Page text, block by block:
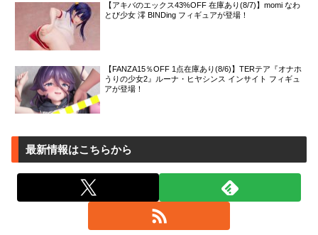
【アキバのエックス43%OFF 在庫あり(8/7)】momi なわ
とび少女 澪 BINDing フィギュアが登場！
【FANZA15％OFF 1点在庫あり(8/6)】TERテア『オナホ
うりの少女2』ルーナ・ヒヤシンス インサイト フィギュ
アが登場！
最新情報はこちらから